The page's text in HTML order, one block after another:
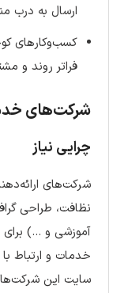
ارسال به درب
کسب‌وکارهای
فراتر روند و
شرکت‌های
چرایی نیاز
شرکت‌های
نظافت، طراحی
آموزشی و …) برای
خدمات و ارتباط
سایت این شرکت‌ها